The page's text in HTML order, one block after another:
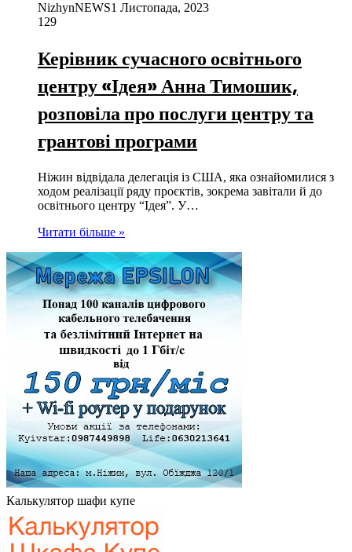
NizhynNEWS1 Листопада, 2023
129
Керівник сучасного освітнього
центру «Ідея» Анна Тимошик,
розповіла про послуги центру та
грантові програми
Ніжин відвідала делегація із США, яка ознайомилися з
ходом реалізації ряду проєктів, зокрема завітали й до
освітнього центру “Ідея”. У…
Читати більше »
Калькулятор шафи купе